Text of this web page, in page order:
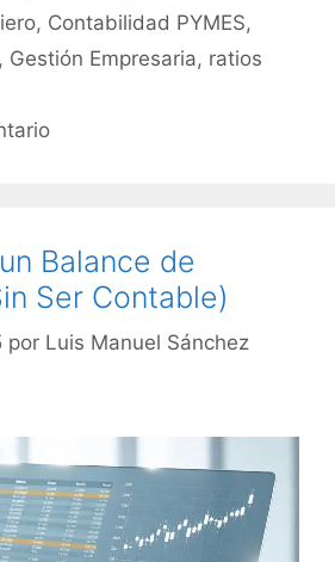
, Contabilidad PYMES,
, Gestión Empresaria, ratios
Balance de
Ser Contable)
por Luis Manuel Sánchez